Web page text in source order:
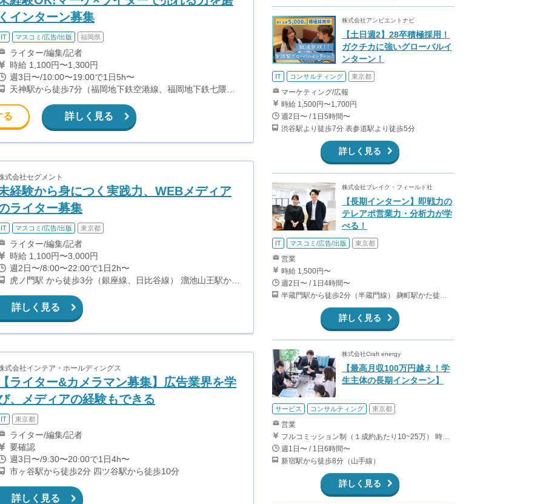
インターン募集
IT マスコミ/広告/出版 福岡県
ライター/編集/記者
時給 1,100円〜1,300円
週3日〜/10:00〜19:00で1日5h〜
天神駅から徒歩7分（福岡地下鉄空港線、福岡地下鉄七隈
院駅から徒歩8分（七隈線、大牟田線） 渡辺通駅から徒歩8
分（七隈線）
る 詳しく見る
式会社セグメント
経験から身につく実践力、WEBメディア
ライター募集
IT マスコミ/広告/出版 東京都
ライター/編集/記者
時給 1,100円〜3,000円
週2日〜/8:00〜22:00で1日2h〜
虎ノ門駅 から徒歩3分（銀座線、日比谷線） 溜池山王駅から
（日比谷線） 神谷町駅 から徒歩5分（日比谷線）
詳しく見る
式会社インテア・ホールディングス
ライター&カメラマン募集】広告業界を学
、メディアの経験もできる
IT 東京都
ライター/編集/記者
要確認
週3日〜/9:30〜20:00で1日4h〜
市ヶ谷駅から徒歩2分 四ツ谷駅から徒歩10分
詳しく見る
株式会社アンビエントナビ
【土日週2】28卒積極採用！
ガクチカに強いグローバルイ
ンターン！
IT コンサルティング 東京都
マーケティング/広報
時給 1,500円〜1,700円
週2日〜 / 1日5時間〜
渋谷駅より徒歩7分 表参道駅より徒歩5分
詳しく見る
株式会社ブレイク・フィールド社
【長期インターン】即戦力の
テレアポ営業力・分析力が学
べる！
IT マスコミ/広告/出版 東京都
営業
時給 1,500円〜
週2日〜 / 1日4時間〜
詳しく見る
株式会社Craft energy
【最高月収100万円越え！学
生主体の長期インターン】
サービス コンサルティング 東京都
営業
週1日〜 / 1日6時間〜
新宿駅から徒歩8分（山手線）
詳しく見る